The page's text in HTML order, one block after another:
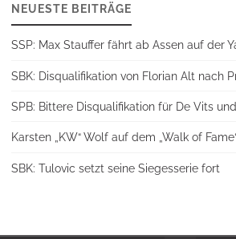
NEUESTE BEITRÄGE
SSP: Max Stauffer fährt ab Assen auf der
SBK: Disqualifikation von Florian Alt nach
SPB: Bittere Disqualifikation für De Vits
Karsten „KW“ Wolf auf dem „Walk of
SBK: Tulovic setzt seine Siegesserie fort